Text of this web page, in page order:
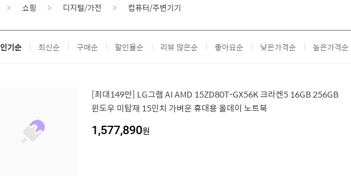
쇼핑 디지털/가전 컴퓨터/주변기기
인기순 최신순 구매순 할인율순 리뷰 많은순 좋아요순 낮은가격순 높은가격순
[최대149만] LG그램 AI AMD 15ZD80T-GX56K 크라켄5 16GB 256GB
윈도우 미탑재 15인치 가벼운 휴대용 올데이 노트북
1,577,890원